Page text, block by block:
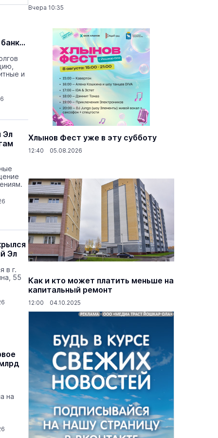
и
Эл
Эл
в г.
55
на
Вчера 10:35
Хлынов Фест уже в эту субботу
12:40 05.08.2026
Как и кто может платить меньше на
капитальный ремонт
12:00 04.10.2025